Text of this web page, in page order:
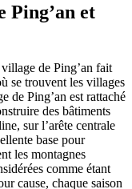
Ping’an et
de Ping’an fait
se trouvent les villages
de Ping’an est rattaché
des bâtiments
sur l’arête centrale
base pour
les montagnes
comme étant
cause, chaque saison